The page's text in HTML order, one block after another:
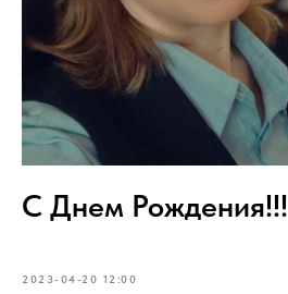
С Днем Рождения!!!
2023-04-20 12:00